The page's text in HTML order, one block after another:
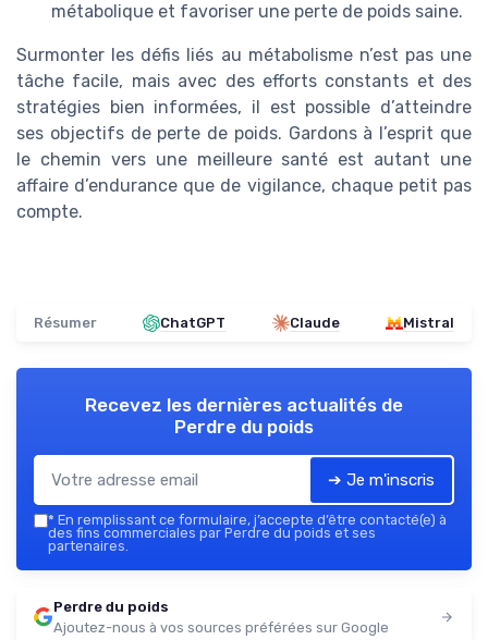
métabolique et favoriser une perte de poids saine.
Surmonter les défis liés au métabolisme n’est pas une
tâche facile, mais avec des efforts constants et des
stratégies bien informées, il est possible d’atteindre
ses objectifs de perte de poids. Gardons à l’esprit que
le chemin vers une meilleure santé est autant une
affaire d’endurance que de vigilance, chaque petit pas
compte.
Résumer ChatGPT Claude Mistral
Recevez les dernières actualités de
Perdre du poids
➔ Je m'inscris
* En remplissant ce formulaire, j’accepte d’être contacté(e) à
des fins commerciales par Perdre du poids et ses
partenaires.
Perdre du poids
Ajoutez-nous à vos sources préférées sur Google